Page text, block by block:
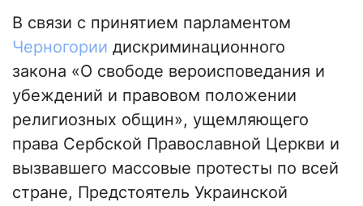
В связи с принятием парламентом
Черногории дискриминационного
закона «О свободе вероисповедания и
убеждений и правовом положении
религиозных общин», ущемляющего
права Сербской Православной Церкви и
вызвавшего массовые протесты по всей
стране, Предстоятель Украинской